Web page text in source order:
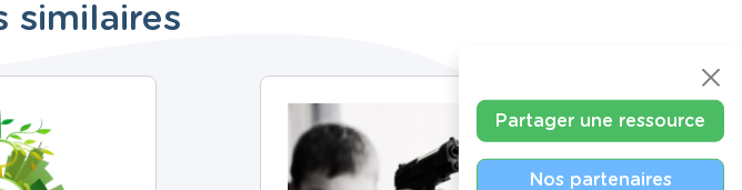
similaires
Partager une ressource
Nos partenaires